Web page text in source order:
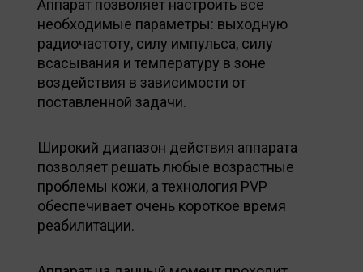
Аппарат позволяет настроить все
необходимые параметры: выходную
радиочастоту, силу импульса, силу
всасывания и температуру в зоне
воздействия в зависимости от
поставленной задачи.
Широкий диапазон действия аппарата
позволяет решать любые возрастные
проблемы кожи, а технология PVP
обеспечивает очень короткое время
реабилитации.